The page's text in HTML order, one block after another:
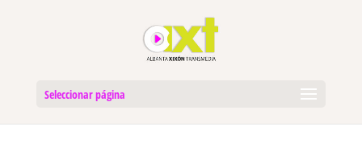
Seleccionar página